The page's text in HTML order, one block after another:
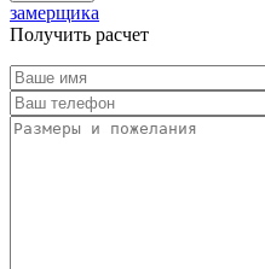
замерщика
Получить расчет